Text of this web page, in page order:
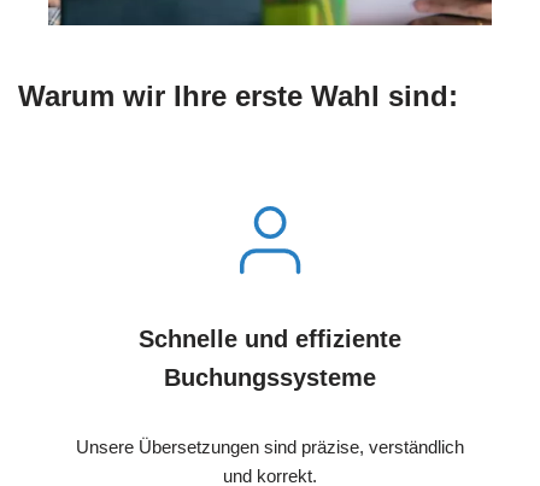
Warum wir Ihre erste Wahl sind:
Schnelle und effiziente
Buchungssysteme
Unsere Übersetzungen sind präzise, verständlich
und korrekt.